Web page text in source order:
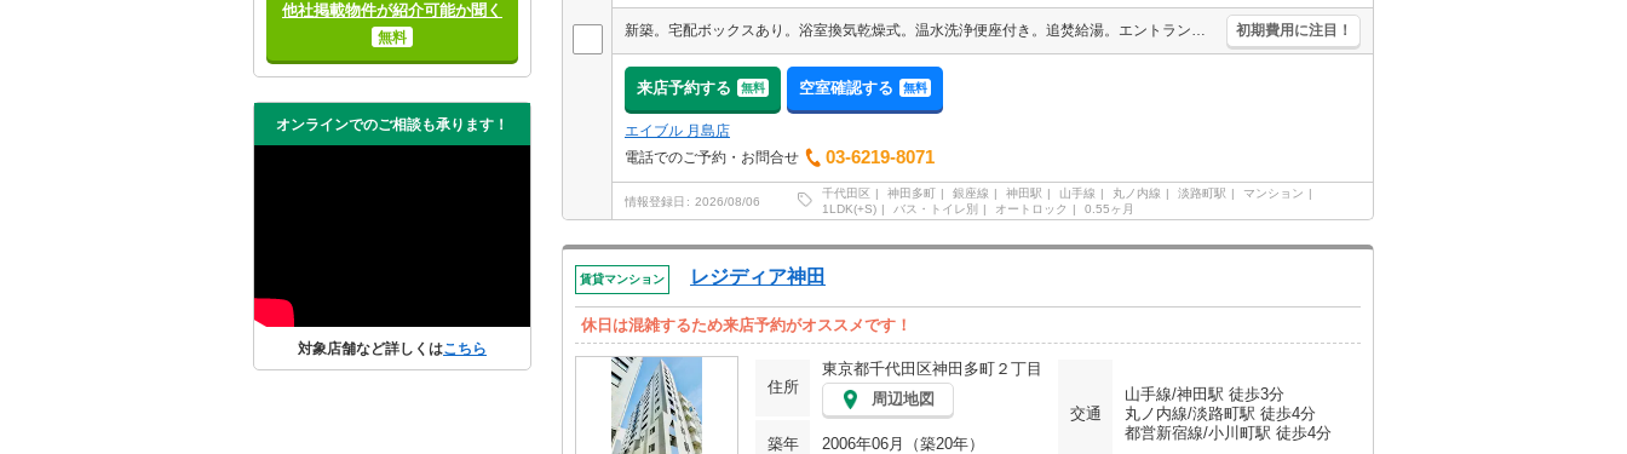
他社掲載物件が紹介可能か聞く
無料
オンラインでのご相談も承ります！
対象店舗など詳しくはこちら
新築。宅配ボックスあり。浴室換気乾燥式。温水洗浄便座付き。追焚給湯。エントランスオートロック。TVモニター付インターホン。分譲ならではの充実設備と機能的な間取り。 初期費用に注目！
来店予約する 無料 空室確認する 無料
エイブル 月島店
電話でのご予約・お問合せ
03-6219-8071
情報登録日 2026/08/06
千代田区 神田多町 銀座線 神田駅 山手線 丸ノ内線 淡路町駅
マンション
1LDK(+S)
バス・トイレ別 オートロック 0.55ヶ月
賃貸マンション レジディア神田
休日は混雑するため来店予約がオススメです！
住所
東京都千代田区神田多町２丁目
周辺地図
交通
山手線/神田駅 徒歩3分
丸ノ内線/淡路町駅 徒歩4分
都営新宿線/小川町駅 徒歩4分
築年 2006年06月（築20年）